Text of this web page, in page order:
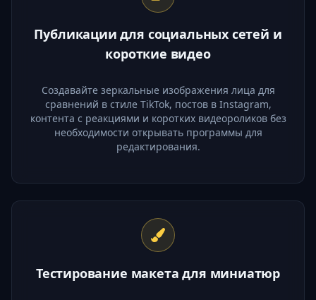
Публикации для социальных сетей и
короткие видео
Создавайте зеркальные изображения лица для
сравнений в стиле TikTok, постов в Instagram,
контента с реакциями и коротких видеороликов без
необходимости открывать программы для
редактирования.
Тестирование макета для миниатюр